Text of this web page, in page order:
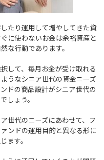
たり運用して増やしてきた資
に使わないお金は余裕資産と
な行動であります。
して、毎月お金が受け取れる
うなシニア世代の資金ニーズ
ドの商品設計がシニア世代の
しょう。
世代のニーズにあわせて、フ
ンドの運用目的と異なる形に
ます。